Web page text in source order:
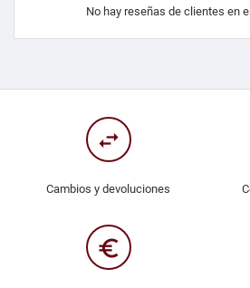
No hay reseñas de clientes en
swap_horiz
Cambios y devoluciones
euro_symbol